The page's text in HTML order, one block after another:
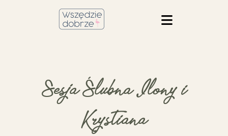
Sesja Ślubna Ilony i
Krystiana